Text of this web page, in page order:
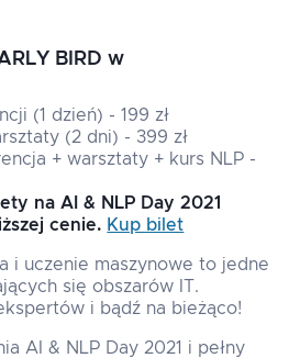
BIRD w
(1 dzień) - 199 zł
(2 dni) - 399 zł
+ warsztaty + kurs NLP -
na AI & NLP Day 2021
cenie. Kup bilet
i uczenie maszynowe to jedne
się obszarów IT.
i bądź na bieżąco!
AI & NLP Day 2021 i pełny